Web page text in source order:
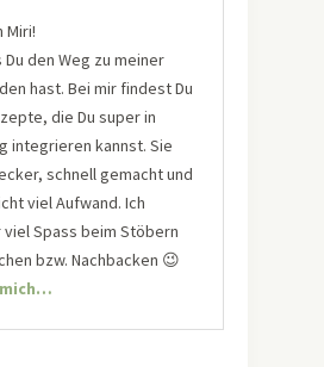
Miri!
den Weg zu meiner
hast. Bei mir findest Du
die Du super in
integrieren kannst. Sie
schnell gemacht und
viel Aufwand. Ich
viel Spass beim Stöbern
bzw. Nachbacken 😉